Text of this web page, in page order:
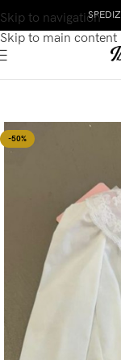
Skip to navigation
Skip to main content
-50%